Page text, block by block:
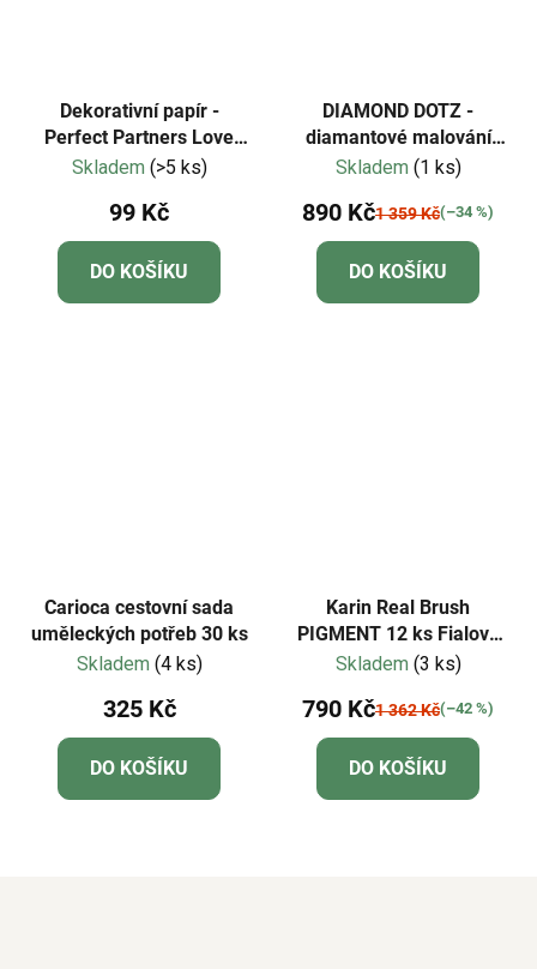
Dekorativní papír -
Perfect Partners Love
Always II. 8x8"
Skladem (>5 ks)
99 Kč
DO KOŠÍKU
DIAMOND DOTZ -
diamantové malování
Lev s rámem
Skladem (1 ks)
890 Kč1 359 Kč(–34 %)
DO KOŠÍKU
Carioca cestovní sada
uměleckých potřeb 30 ks
Skladem (4 ks)
325 Kč
DO KOŠÍKU
Karin Real Brush
PIGMENT 12 ks Fialovo
modré odstíny
Skladem (3 ks)
790 Kč1 362 Kč(–42 %)
DO KOŠÍKU